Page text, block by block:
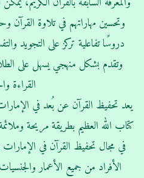
وتحسين مهاراتهم في تلاوة
دروسًا تفاعلية تركز على التجويد
وتقدم بشكل منهجي يسهل على
القراءة
يعد تحفيظ القرآن عن بُعد في
كتاب الله العظيم بطريقة مريحة
في مجال تحفيظ القرآن في الإمارات
الأفراد من جميع الأعمار